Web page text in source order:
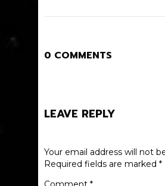
0 COMMENTS
LEAVE REPLY
Your email address will not
Required fields are marked *